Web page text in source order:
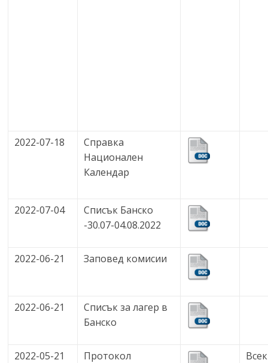
2022-07-18
Справка
Национален
Календар
2022-07-04
Списък Банско
-30.07-04.08.2022
2022-06-21 Заповед комисии
2022-06-21
Списък за лагер в
Банско
2022-05-21
Протокол